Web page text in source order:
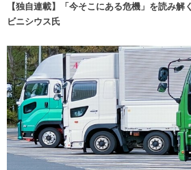
【独自連載】「今そこにある危機」を読み
ビニシウス氏